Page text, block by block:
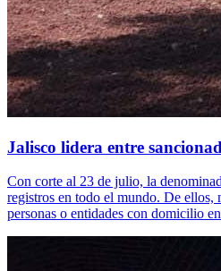
Jalisco lidera entre
Con corte al 23 de julio, la
registros en todo el mundo. De ellos,
personas o entidades con domicilio